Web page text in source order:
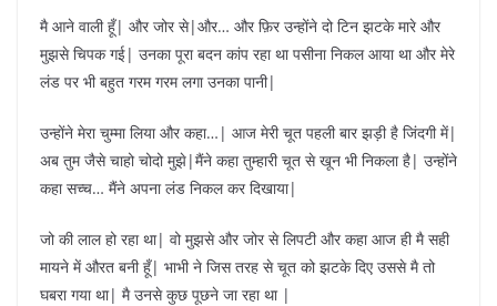
मै आने वाली हूँ| और जोर से|और… और फ़िर उन्होंने दो टिन झटके मारे और
मुझसे चिपक गई| उनका पूरा बदन कांप रहा था पसीना निकल आया था और मेरे
लंड पर भी बहुत गरम गरम लगा उनका पानी|
उन्होंने मेरा चुम्मा लिया और कहा…| आज मेरी चूत पहली बार झड़ी है जिंदगी में|
अब तुम जैसे चाहो चोदो मुझे|मैंने कहा तुम्हारी चूत से खून भी निकला है| उन्होंने
कहा सच्च… मैंने अपना लंड निकल कर दिखाया|
जो की लाल हो रहा था| वो मुझसे और जोर से लिपटी और कहा आज ही मै सही
मायने में औरत बनी हूँ| भाभी ने जिस तरह से चूत को झटके दिए उससे मै तो
घबरा गया था| मै उनसे कुछ पूछने जा रहा था |